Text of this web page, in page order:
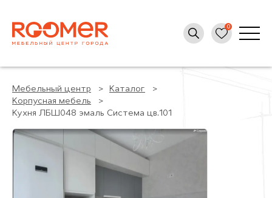
Мебельный центр
Каталог
Корпусная мебель
Кухня ЛБШ048 эмаль Система цв.101